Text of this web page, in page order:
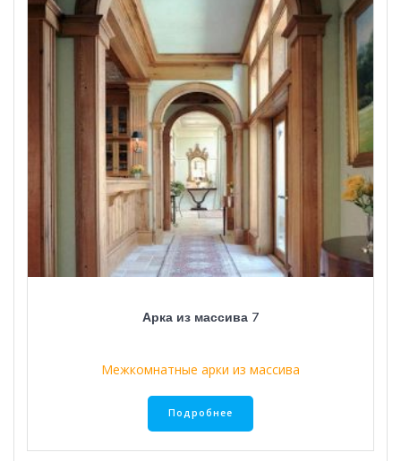
Арка из массива 7
Межкомнатные арки из массива
Подробнее